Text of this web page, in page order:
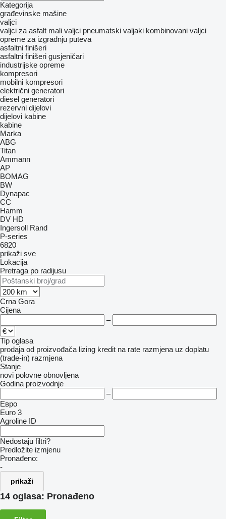
Kategorija
građevinske mašine
valjci
valjci za asfalt mali valjci pneumatski valjaki kombinovani valjci
opreme za izgradnju puteva
asfaltni finišeri
asfaltni finišeri gusjeničari
industrijske opreme
kompresori
mobilni kompresori
električni generatori
diesel generatori
rezervni dijelovi
dijelovi kabine
kabine
Marka
ABG
Titan
Ammann
AP
BOMAG
BW
Dynapac
CC
Hamm
DV HD
Ingersoll Rand
P-series
6820
prikaži sve
Lokacija
Pretraga po radijusu
Crna Gora
Cijena
–
Tip oglasa
prodaja od proizvođača lizing kredit na rate razmjena uz doplatu
(trade-in) razmjena
Stanje
novi polovne obnovljena
Godina proizvodnje
–
Евро
Euro 3
Agroline ID
Nedostaju filtri?
Predložite izmjenu
Pronađeno:
-
prikaži
14 oglasa: Pronađeno